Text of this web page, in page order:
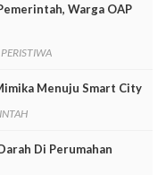
Warga OAP
PERISTIWA
Menuju Smart City
Di Perumahan